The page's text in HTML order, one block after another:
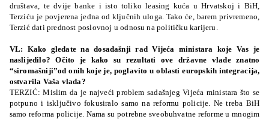
društava, te dvije banke i isto toliko leasing kuća u Hrvatskoj i BiH,
Terziću je povjerena jedna od ključnih uloga. Tako će, barem privremeno,
Terzić dati prednost poslovnoj u odnosu na političku karijeru.
VL: Kako gledate na dosadašnji rad Vijeća ministara koje Vas je
naslijedilo? Očito je kako su rezultati ove državne vlade znatno
“siromašniji”od onih koje je, poglavito u oblasti europskih integracija,
ostvarila Vaša vlada?
TERZIĆ: Mislim da je najveći problem sadašnjeg Vijeća ministara što se
potpuno i isključivo fokusiralo samo na reformu policije. Ne treba BiH
samo reforma policije. Nama su potrebne sveobuhvatne reforme u mnogim